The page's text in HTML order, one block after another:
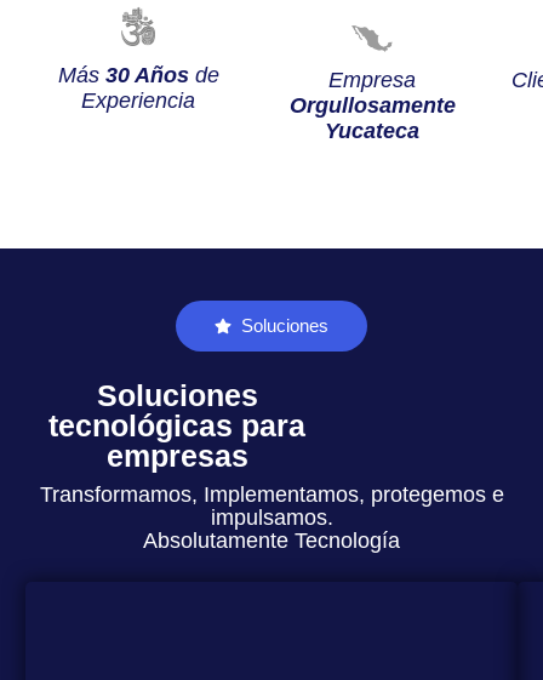
Más 30 Añosde
Experiencia
Empresa
Orgullosamente
Yucateca
Soluciones
Soluciones
tecnológicas para
empresas
Transformamos, Implementamos, protegemos e
impulsamos.
Absolutamente Tecnología